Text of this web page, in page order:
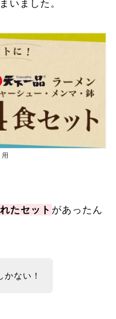
いました。
たセット があったん
ない！